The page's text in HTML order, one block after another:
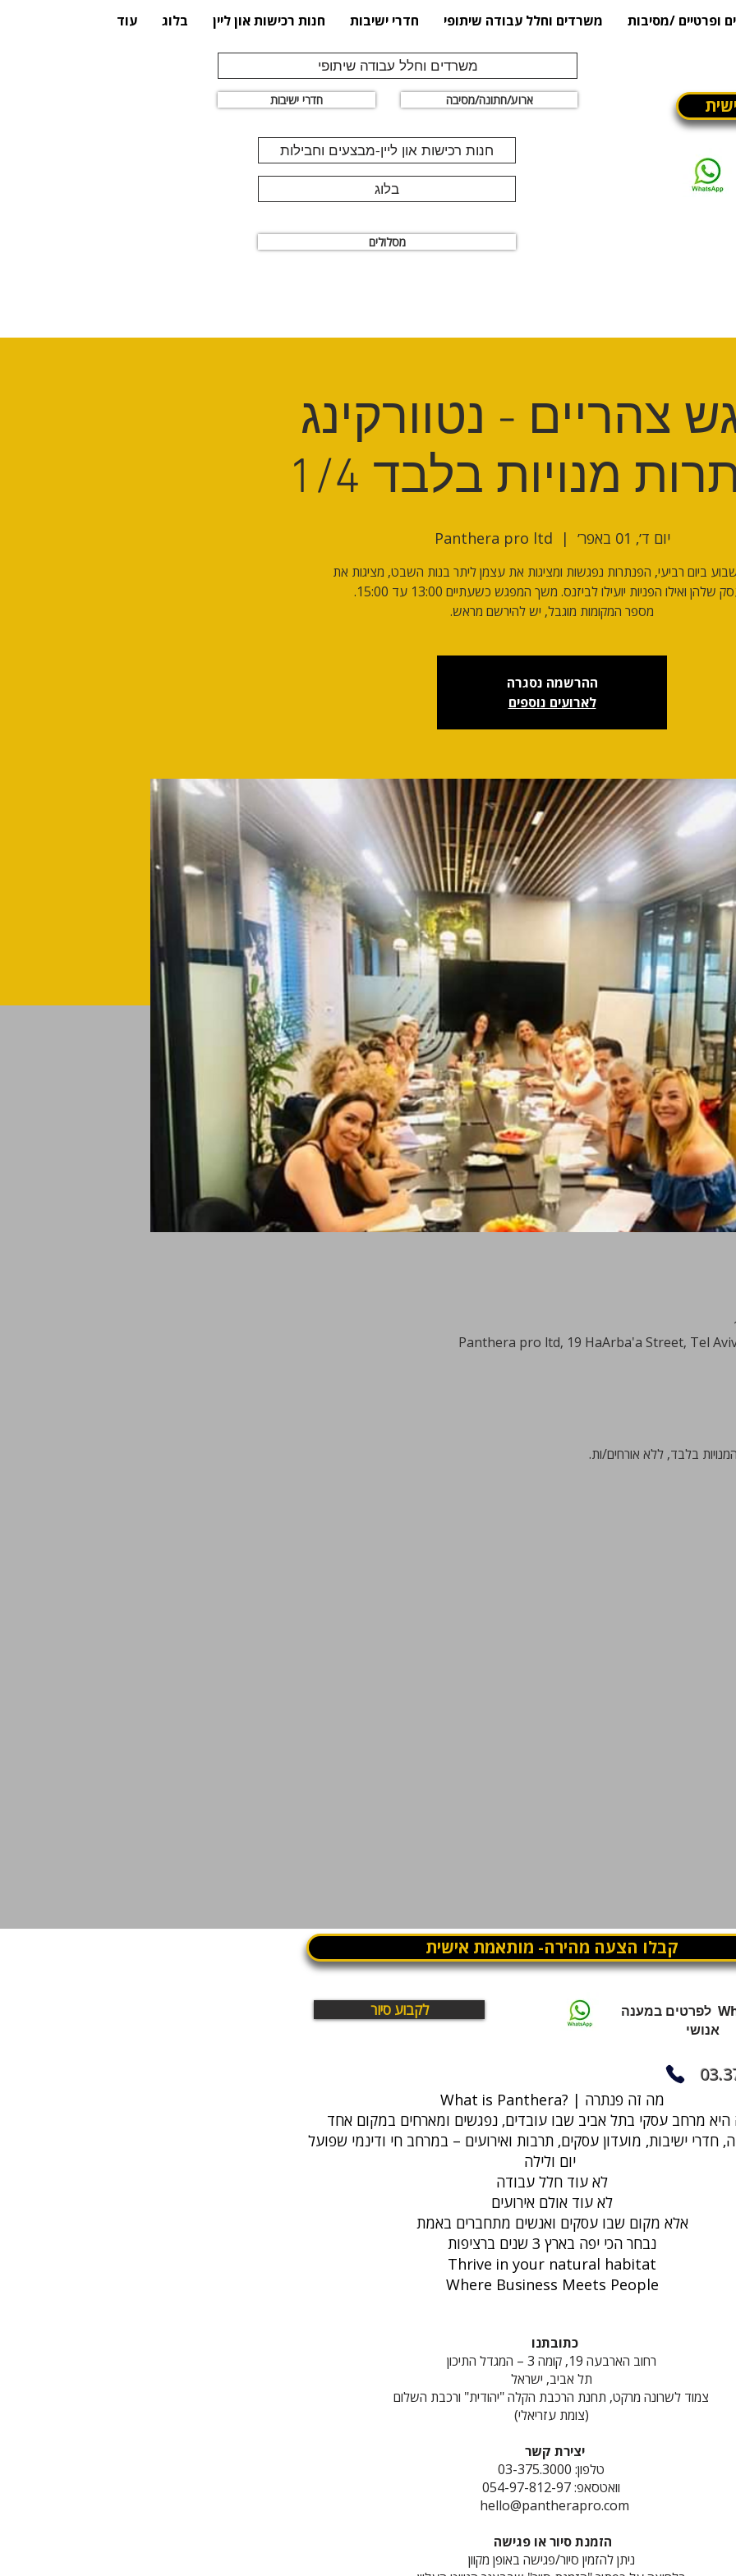
ופרטיים /מסיבות משרדים וחלל עבודה שיתופי חדרי ישיבות חנות רכישות און ליין בלוג עוד
משרדים וחלל עבודה שיתופי
חדרי ישיבות ארוע/חתונה/מסיבה
חנות רכישות און ליין-מבצעים וחבילות
בלוג
מסלולים
צהריים - נטוורקינג
מנויות בלבד 1/4
יום ד׳, 01 באפר׳
  |
Panthera pro ltd
ביום רביעי, הפנתרות נפגשות ומציגות את עצמן ליתר בנות השבט, מציגות את
מספר המקומות מוגבל, יש להירשם מראש.
ההרשמה נסגרה
לארועים נוספים
Panthera pro ltd, 19 HaArba'a Street, Tel
בלבד, ללא אורחים/ות.
קבלו הצעה מהירה- מותאמת אישית
לקבוע סיור
WhatsApp לפרטים במענה
אנושי
What is Panthera? | מה זה פנתרה
חדרי ישיבות, מועדון עסקים, תרבות ואירועים – במרחב חי ודינמי שפועל
לא עוד חלל עבודה
לא עוד אולם אירועים
אלא מקום שבו עסקים ואנשים מתחברים באמת
נבחר הכי יפה בארץ 3 שנים ברציפות
Thrive in your natural habitat
Where Business Meets People
כתובתנו
רחוב הארבעה 19, קומה 3 – המגדל התיכון
תל אביב, ישראל
צמוד לשרונה מרקט, תחנת הרכבת הקלה "יהודית" ורכבת השלום
(צומת עזריאלי)
יצירת קשר
טלפון: 03-375.3000
וואטסאפ: 054-97-812-97
hello@pantherapro.com
הזמנת סיור או פגישה
ניתן להזמין סיור/פגישה באופן מקוון